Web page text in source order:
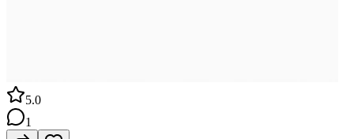
5.0
1